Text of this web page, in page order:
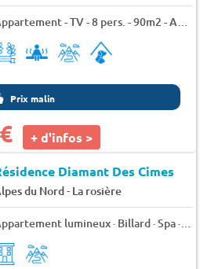
Prix malin
+ d'infos >
Diamant Des Cimes
du Nord- La rosière
Appartement lumineux · Billard · Spa · Vue face à la vallée - 6 pers. - 60m2 - TV